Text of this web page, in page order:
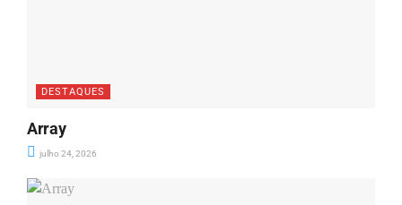
DESTAQUES
Array
julho 24, 2026